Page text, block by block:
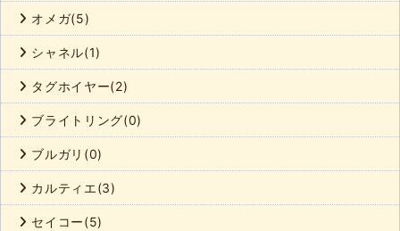
オメガ(5)
シャネル(1)
タグホイヤー(2)
ブライトリング(0)
ブルガリ(0)
カルティエ(3)
セイコー(5)